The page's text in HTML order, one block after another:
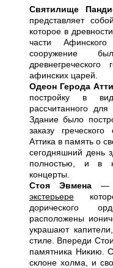
Святилище
представляет
которое в
части
сооружение
афинских царей.
Одеон Герода
постройку в
рассчитанного
Здание было
заказу
Аттика в память о
сегодняшний день
полностью, и в
концерты.
Стоя Эвмена —
экстерьере
дорического
расположены
украшают
стиле. Впереди
памятника Никию.
склоне холма, и